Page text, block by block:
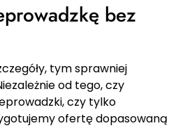
bez
tym sprawniej
od tego, czy
czy tylko
ofertę dopasowaną